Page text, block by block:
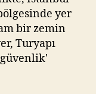
yer
bir zemin
Turyapı